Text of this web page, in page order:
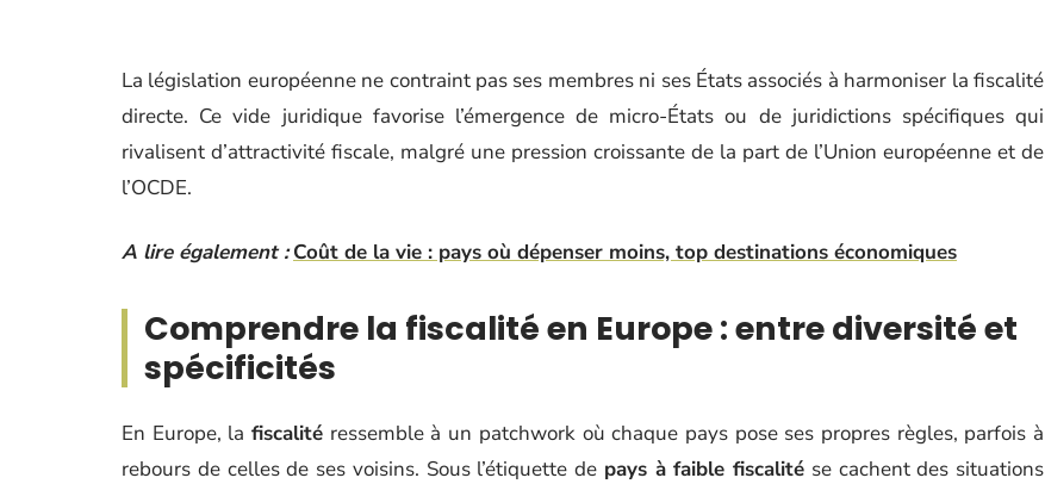
La législation européenne ne contraint pas ses membres ni ses États associés à harmoniser la fiscalité
directe. Ce vide juridique favorise l’émergence de micro-États ou de juridictions spécifiques qui
rivalisent d’attractivité fiscale, malgré une pression croissante de la part de l’Union européenne et de
l’OCDE.
A lire également : Coût de la vie : pays où dépenser moins, top destinations économiques
Comprendre la fiscalité en Europe : entre diversité et
spécificités
En Europe, lafiscalité ressemble à un patchwork où chaque pays pose ses propres règles, parfois à
rebours de celles de ses voisins. Sous l’étiquette de pays à faible fiscalité se cachent des situations